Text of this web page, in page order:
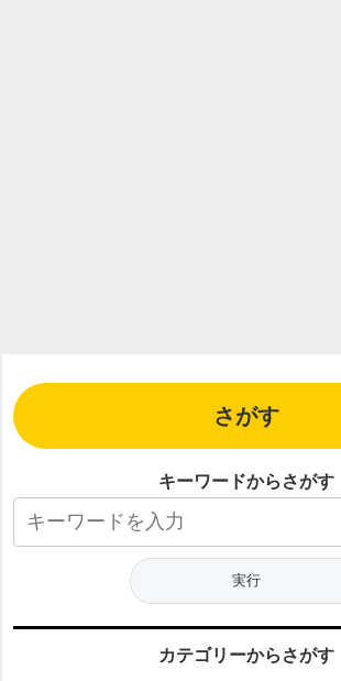
さがす
キーワードからさがす
カテゴリーからさがす